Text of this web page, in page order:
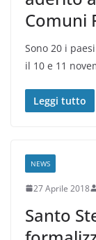
Comuni
Sono 20 i
il 10 e 11
Leggi tutto
NEWS
27 Aprile 2018
Santo